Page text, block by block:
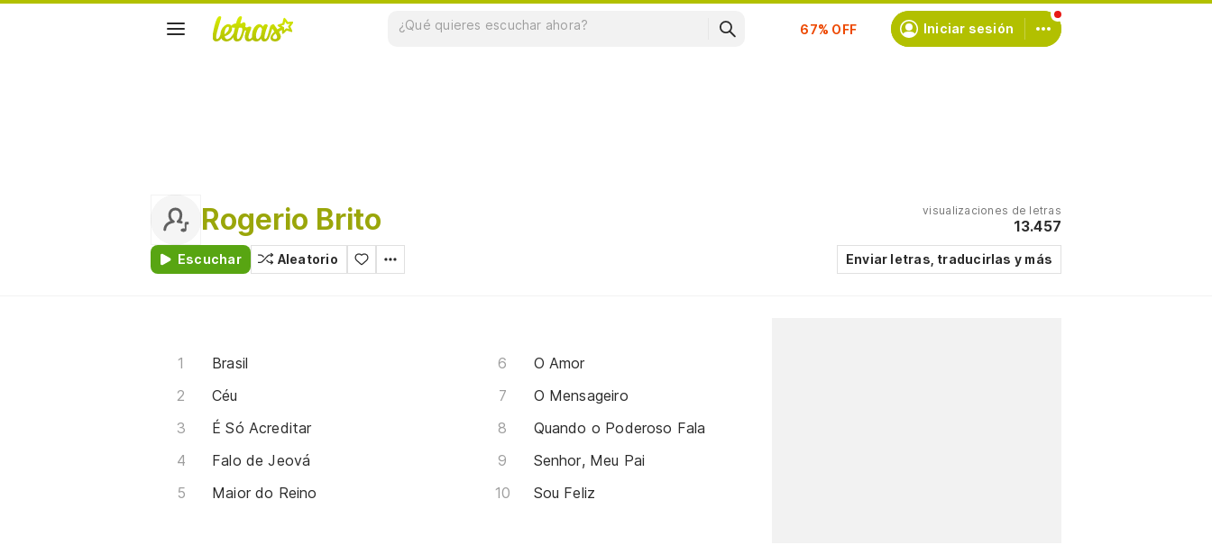
Suscríbete
Iniciar sesión
Rogerio Brito
Escuchar Aleatorio
visualizaciones de letras
13.457
Enviar letras, traducirlas y más
Brasil
Céu
É Só Acreditar
Falo de Jeová
Maior do Reino
O Amor
O Mensageiro
Quando o Poderoso Fala
Senhor, Meu Pai
Sou Feliz